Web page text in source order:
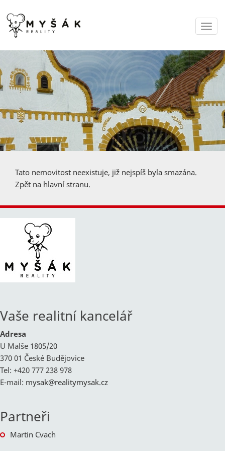
Tato nemovitost neexistuje, již nejspíš byla smazána.
Zpět na hlavní stranu.
Vaše realitní kancelář
Adresa
U Malše 1805/20
370 01 České Budějovice
Tel: +420 777 238 978
E-mail: mysak@realitymysak.cz
Partneři
Martin Cvach